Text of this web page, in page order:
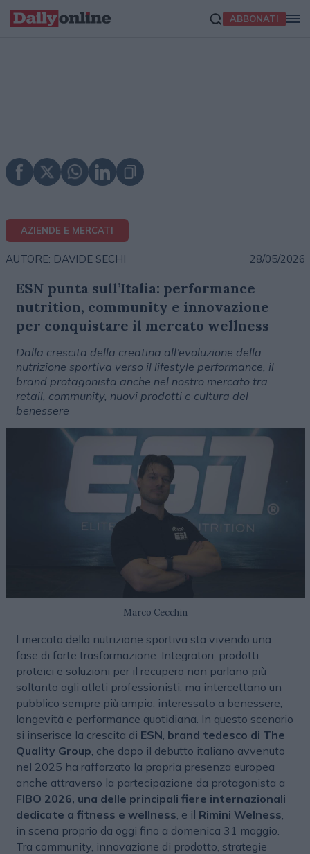
ABBONATI
AZIENDE E MERCATI
AUTORE: DAVIDE SECHI 28/05/2026
ESN punta sull’Italia: performance
nutrition, community e innovazione
per conquistare il mercato wellness
Dalla crescita della creatina all’evoluzione della
nutrizione sportiva verso il lifestyle performance, il
brand protagonista anche nel nostro mercato tra
retail, community, nuovi prodotti e cultura del
benessere
Marco Cecchin
l mercato della nutrizione sportiva sta vivendo una
fase di forte trasformazione. Integratori, prodotti
proteici e soluzioni per il recupero non parlano più
soltanto agli atleti professionisti, ma intercettano un
pubblico sempre più ampio, interessato a benessere,
longevità e performance quotidiana. In questo scenario
si inserisce la crescita di ESN brand tedesco di The
Quality Group , che dopo il debutto italiano avvenuto
nel 2025 ha rafforzato la propria presenza europea
anche attraverso la partecipazione da protagonista a
FIBO 2026, una delle principali fiere internazionali
dedicate a fitness e wellness , e il Rimini Welness
in scena proprio da oggi fino a domenica 31 maggio.
Tra community, innovazione di prodotto, strategie